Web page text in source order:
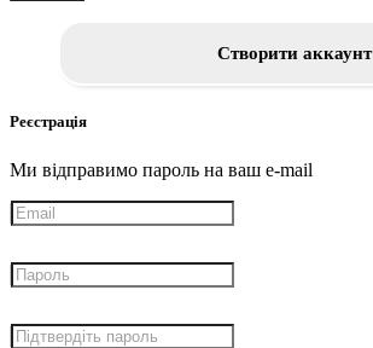
Створити аккаунт
Реєстрація
Ми відправимо пароль на ваш e-mail